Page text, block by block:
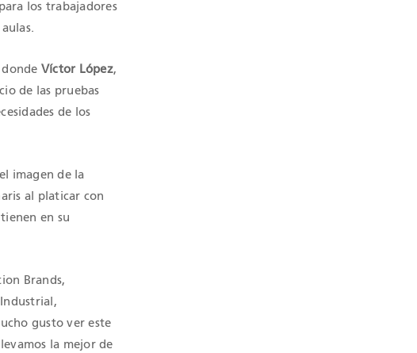
los trabajadores
Víctor López,
de las pruebas
de los
imagen de la
al platicar con
en su
Brands,
gusto ver este
la mejor de